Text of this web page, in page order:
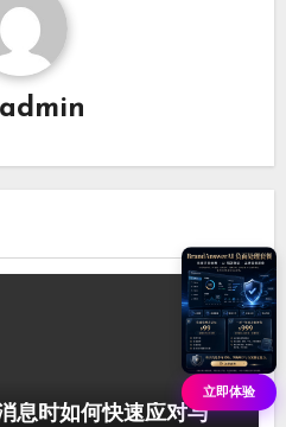
admin
息时如何快速应对与
立即体验